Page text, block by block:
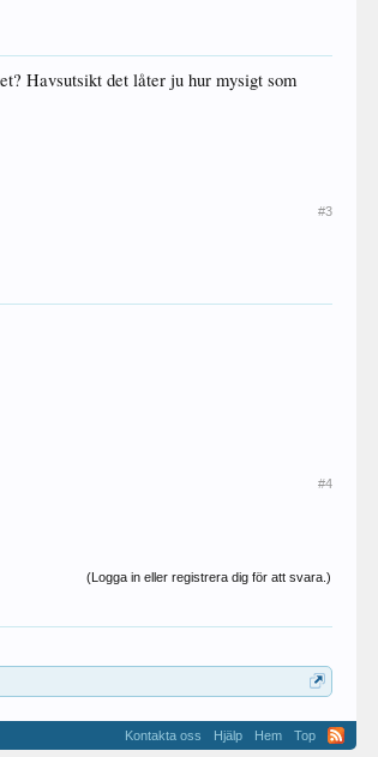
Havsutsikt det låter ju hur mysigt som
#3
#4
(Logga in eller registrera dig för att svara.)
Kontakta oss Hjälp Hem Top